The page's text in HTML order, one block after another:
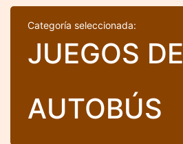
Categoría seleccionada:
JUEGOS DE
AUTOBÚS